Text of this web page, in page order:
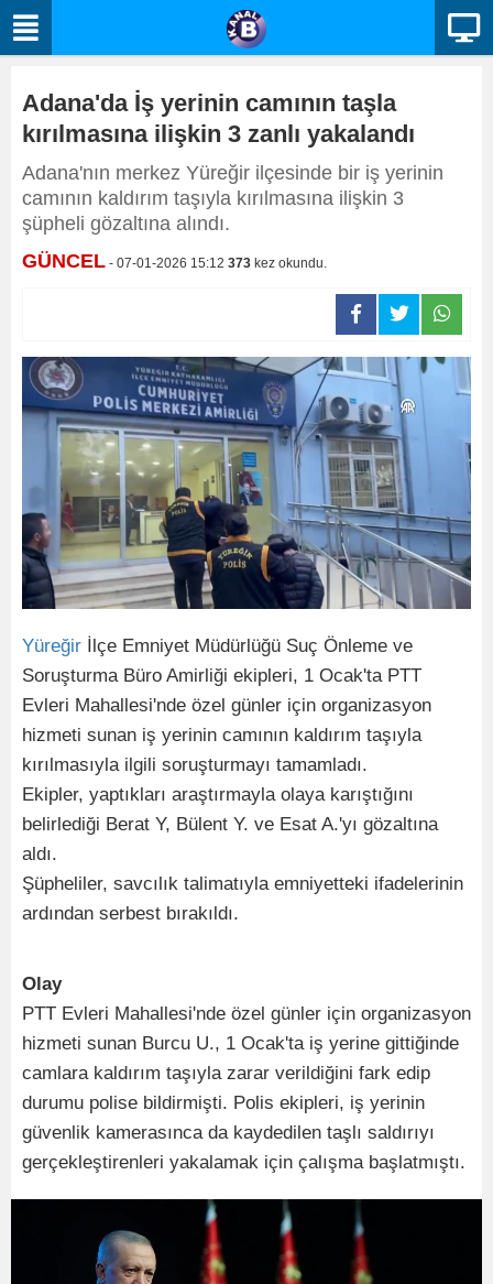
Adana'da İş yerinin camının taşla
kırılmasına ilişkin 3 zanlı yakalandı
Adana'nın merkez Yüreğir ilçesinde bir iş yerinin
camının kaldırım taşıyla kırılmasına ilişkin 3
şüpheli gözaltına alındı.
GÜNCEL - 07-01-2026 15:12 373 kez okundu.
Yüreğir İlçe Emniyet Müdürlüğü Suç Önleme ve
Soruşturma Büro Amirliği ekipleri, 1 Ocak'ta PTT
Evleri Mahallesi'nde özel günler için organizasyon
hizmeti sunan iş yerinin camının kaldırım taşıyla
kırılmasıyla ilgili soruşturmayı tamamladı.
Ekipler, yaptıkları araştırmayla olaya karıştığını
belirlediği Berat Y, Bülent Y. ve Esat A.'yı gözaltına
aldı.
Şüpheliler, savcılık talimatıyla emniyetteki ifadelerinin
ardından serbest bırakıldı.
Olay
PTT Evleri Mahallesi'nde özel günler için organizasyon
hizmeti sunan Burcu U., 1 Ocak'ta iş yerine gittiğinde
camlara kaldırım taşıyla zarar verildiğini fark edip
durumu polise bildirmişti. Polis ekipleri, iş yerinin
güvenlik kamerasınca da kaydedilen taşlı saldırıyı
gerçekleştirenleri yakalamak için çalışma başlatmıştı.